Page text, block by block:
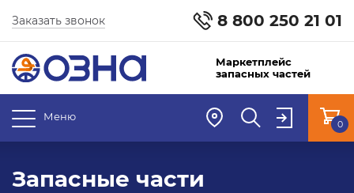
8 800 250 21 01
Заказать звонок
Маркетплейс
запасных частей
Меню
0
Запасные части